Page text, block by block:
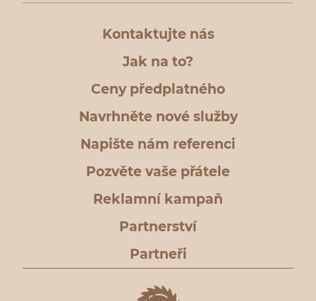
Kontaktujte nás
Jak na to?
Ceny předplatného
Navrhněte nové služby
Napište nám referenci
Pozvěte vaše přátele
Reklamní kampaň
Partnerství
Partneři